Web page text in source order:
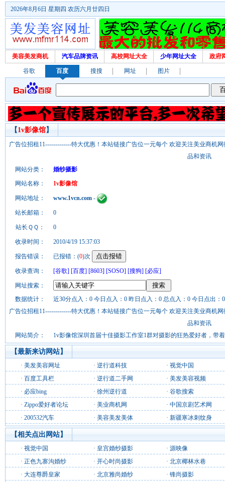
2026年8月6日 星期四 农历六月廿四日
美容美发商机 汽车品牌资讯 高校网址大全 少年网址大全 政府
谷歌 百度 搜搜 网址 图片
【 1v影像馆】
广告位招租11-------------特大优惠！本站链接广告位一元每个 欢迎关注美业商机
品和资讯
网站分类：
婚纱摄影
网站名称：
1v影像馆
网站地址： www.1vcn.com -
站长邮箱： 0
站长ＱＱ： 0
收录时间： 2010/4/19 15:37:03
报告错误： 已报错：(0)次
收录查询： [谷歌] [百度] [8603] [SOSO] [搜狗] [必应]
网址搜索：
数据统计：
近30分点入：0 今日点入：0 昨日点入：0 总点入：0 今日点出：
广告位招租11-------------特大优惠！本站链接广告位一元每个 欢迎关注美业商机
品和资讯
网站简介：
1v影像馆深圳首届十佳摄影工作室1群对摄影的狂热爱好者，带
【最新来访网站】
· 美发美容网址 · 逆行道科技 · 视觉中国
· 百度工具栏 · 逆行道二手网 · 美发美容视频
· 必应bing · 徐州逆行道 · 谷歌搜索
· Zippo爱好者论坛 · 美业商机网 · 中国京剧艺术网
· 200532汽车 · 美容美发美体 · 新疆寒冰刺纹身
【相关点出网站】
· 视觉中国 · 皇宫婚纱摄影 · 源映像
· 正色九寨沟婚纱 · 开心时尚摄影 · 北京椰林水巷
· 大连尊爵皇家 · 北京雅尚婚纱 · 锋尚摄影